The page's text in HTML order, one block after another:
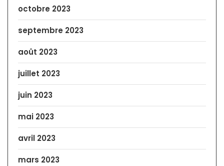
octobre 2023
septembre 2023
août 2023
juillet 2023
juin 2023
mai 2023
avril 2023
mars 2023